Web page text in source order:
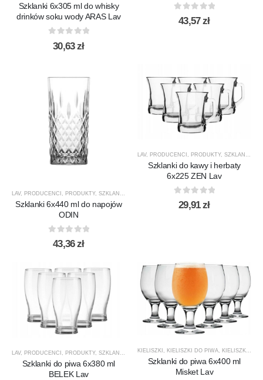
Szklanki 6x305 ml do whisky
drinków soku wody ARAS Lav
out of 5
30,63zł
out of 5
43,57zł
LAV, PRODUCENCI PRODUKTY, SZKLANKI SZKLANKI DO DRINKÓW / KOKTAJLI
Szklanki 6x440 ml do napojów
ODIN
out of 5
43,36zł
LAV, PRODUCENCI PRODUKTY, SZKLANKI
Szklanki do kawy i herbaty
6x225 ZEN Lav
out of 5
29,91zł
LAV, PRODUCENCI , PRODUKTY, SZKLANKI SZKLANKI DO PIWA
Szklanki do piwa 6x380 ml
BELEK Lav
KIELISZKI , KIELISZKI DO PIWA, KIELISZKI DO WODY
Szklanki do piwa 6x400 ml
Misket Lav